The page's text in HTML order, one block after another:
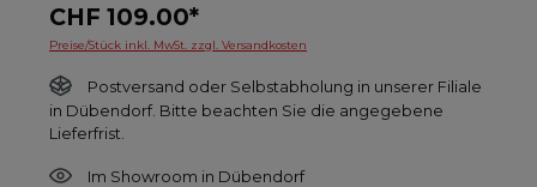
CHF 109.00*
Preise/Stück inkl. MwSt. zzgl. Versandkosten
Postversand oder Selbstabholung in unserer Filiale
in Dübendorf. Bitte beachten Sie die angegebene
Lieferfrist.
Im Showroom in Dübendorf